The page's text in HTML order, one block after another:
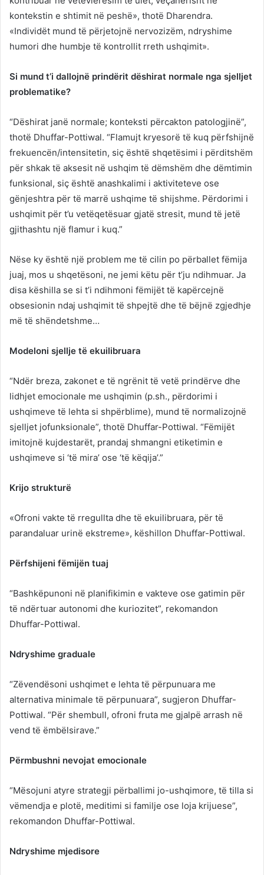
kontekstin e shtimit në peshë», thotë Dharendra.
«Individët mund të përjetojnë nervozizëm, ndryshime
humori dhe humbje të kontrollit rreth ushqimit».
Si mund t’i dallojnë prindërit dëshirat normale nga sjelljet
problematike?
“Dëshirat janë normale; konteksti përcakton patologjinë”,
thotë Dhuffar-Pottiwal. “Flamujt kryesorë të kuq përfshijnë
frekuencën/intensitetin, siç është shqetësimi i përditshëm
për shkak të aksesit në ushqim të dëmshëm dhe dëmtimin
funksional, siç është anashkalimi i aktiviteteve ose
gënjeshtra për të marrë ushqime të shijshme. Përdorimi i
ushqimit për t’u vetëqetësuar gjatë stresit, mund të jetë
gjithashtu një flamur i kuq.”
Nëse ky është një problem me të cilin po përballet fëmija
juaj, mos u shqetësoni, ne jemi këtu për t’ju ndihmuar. Ja
disa këshilla se si t’i ndihmoni fëmijët të kapërcejnë
obsesionin ndaj ushqimit të shpejtë dhe të bëjnë zgjedhje
më të shëndetshme…
Modeloni sjellje të ekuilibruara
“Ndër breza, zakonet e të ngrënit të vetë prindërve dhe
lidhjet emocionale me ushqimin (p.sh., përdorimi i
ushqimeve të lehta si shpërblime), mund të normalizojnë
sjelljet jofunksionale”, thotë Dhuffar-Pottiwal. “Fëmijët
imitojnë kujdestarët, prandaj shmangni etiketimin e
ushqimeve si ‘të mira’ ose ‘të këqija’.”
Krijo strukturë
«Ofroni vakte të rregullta dhe të ekuilibruara, për të
parandaluar urinë ekstreme», këshillon Dhuffar-Pottiwal.
Përfshijeni fëmijën tuaj
“Bashkëpunoni në planifikimin e vakteve ose gatimin për
të ndërtuar autonomi dhe kuriozitet”, rekomandon
Dhuffar-Pottiwal.
Ndryshime graduale
“Zëvendësoni ushqimet e lehta të përpunuara me
alternativa minimale të përpunuara”, sugjeron Dhuffar-
Pottiwal. “Për shembull, ofroni fruta me gjalpë arrash në
vend të ëmbëlsirave.”
Përmbushni nevojat emocionale
“Mësojuni atyre strategji përballimi jo-ushqimore, të tilla si
vëmendja e plotë, meditimi si familje ose loja krijuese”,
rekomandon Dhuffar-Pottiwal.
Ndryshime mjedisore